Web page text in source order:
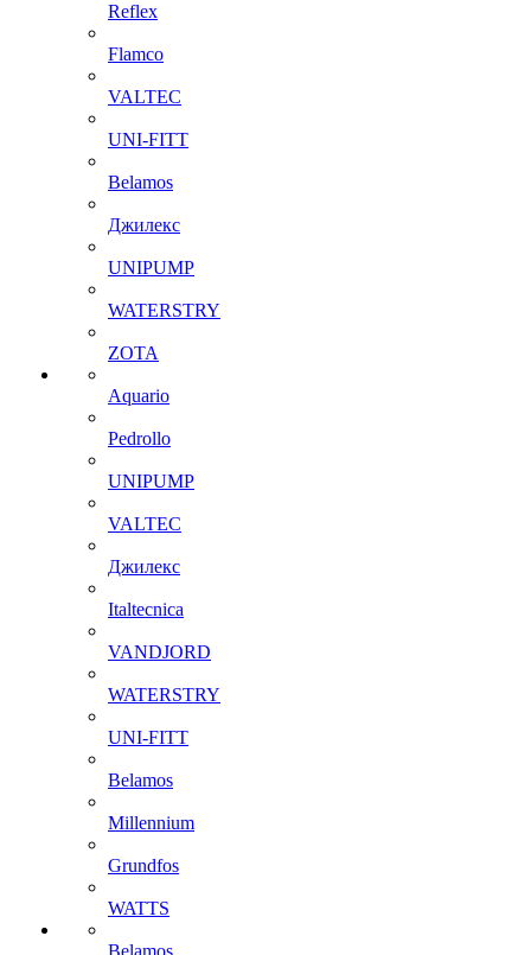
Reflex
Flamco
VALTEC
UNI-FITT
Belamos
Джилекс
UNIPUMP
WATERSTRY
ZOTA
Aquario
Pedrollo
UNIPUMP
VALTEC
Джилекс
Italtecnica
VANDJORD
WATERSTRY
UNI-FITT
Belamos
Millennium
Grundfos
WATTS
Belamos